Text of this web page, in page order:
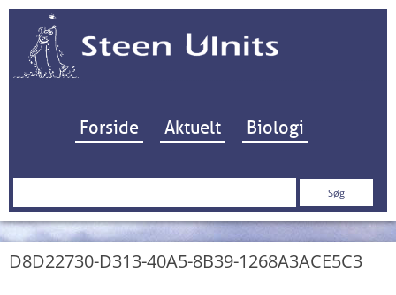
Hop til indhold
Forside Aktuelt Biologi
Søg
D8D22730-D313-40A5-8B39-1268A3ACE5C3